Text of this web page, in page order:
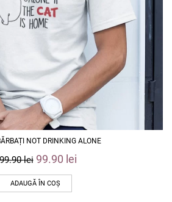
NOT DRINKING ALONE
lei 99.90 lei
ADAUGĂ ÎN COȘ